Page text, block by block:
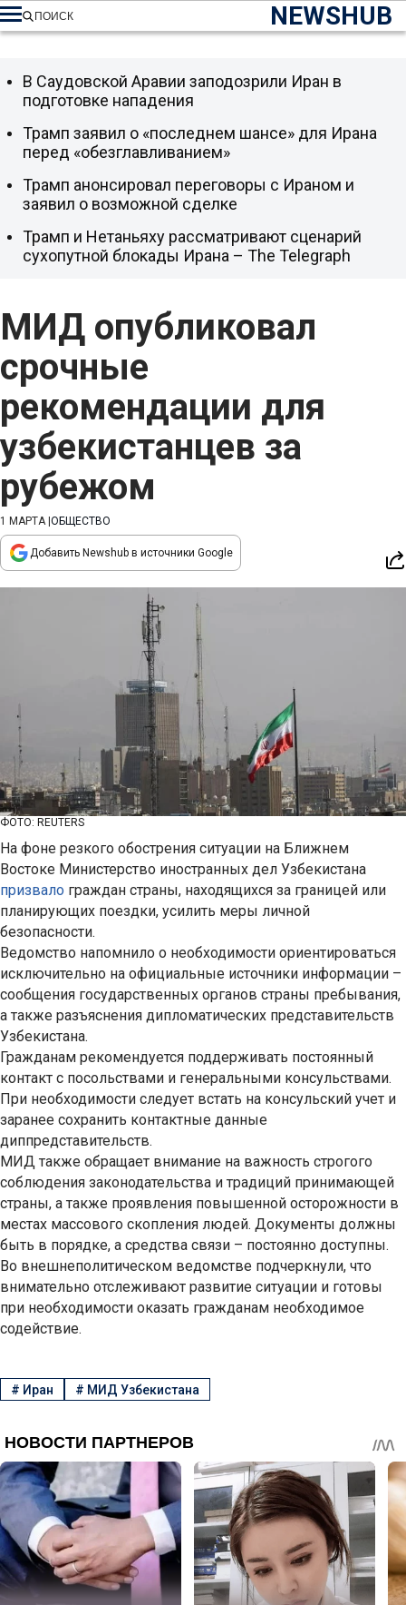
NEWSHUB
ПОИСК
МИД опубликовал
срочные
рекомендации для
узбекистанцев за
рубежом
1 МАРТА| ОБЩЕСТВО
Добавить Newshub в источники Google
ФОТО: REUTERS
На фоне резкого обострения ситуации на Ближнем
Востоке Министерство иностранных дел Узбекистана
призвало граждан страны, находящихся за границей или
планирующих поездки, усилить меры личной
безопасности.
Ведомство напомнило о необходимости ориентироваться
исключительно на официальные источники информации –
сообщения государственных органов страны пребывания,
а также разъяснения дипломатических представительств
Узбекистана.
Гражданам рекомендуется поддерживать постоянный
контакт с посольствами и генеральными консульствами.
При необходимости следует встать на консульский учет и
заранее сохранить контактные данные
диппредставительств.
МИД также обращает внимание на важность строгого
соблюдения законодательства и традиций принимающей
страны, а также проявления повышенной осторожности в
местах массового скопления людей. Документы должны
быть в порядке, а средства связи – постоянно доступны.
Во внешнеполитическом ведомстве подчеркнули, что
внимательно отслеживают развитие ситуации и готовы
при необходимости оказать гражданам необходимое
содействие.
В Саудовской Аравии заподозрили Иран в
подготовке нападения
Трамп заявил о «последнем шансе» для Ирана
перед «обезглавливанием»
Трамп анонсировал переговоры с Ираном и
заявил о возможной сделке
Трамп и Нетаньяху рассматривают сценарий
сухопутной блокады Ирана – The Telegraph
# Иран # МИД Узбекистана